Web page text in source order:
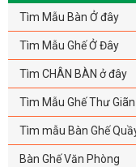
Tìm Mẫu Bàn Ở đây
Tìm Mẫu Ghế Ở Đây
Tìm CHÂN BÀN ở đây
Tìm Mẫu Ghế Thư Giãn
Tìm mẫu Bàn Ghế
Bàn Ghế Văn Phòng